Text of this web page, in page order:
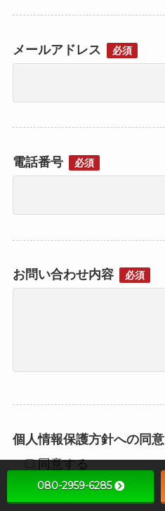
メールアドレス 必須
電話番号 必須
お問い合わせ内容 必須
個人情報保護方針への同意
同意する
080-2959-6285